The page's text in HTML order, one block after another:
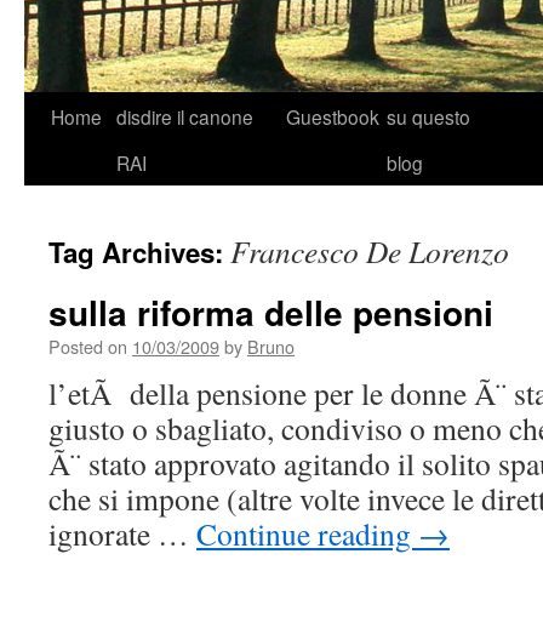
Skip
Home disdire il canone
RAI
Guestbook su questo
blog
Tag Archives: Francesco De Lorenzo
sulla riforma delle pensioni
Posted on 10/03/2009by Bruno
l’etÃ della pensione per le donne Ã¨
giusto o sbagliato, condiviso o meno
Ã¨ stato approvato agitando il solito
che si impone (altre volte invece le
ignorate … Continue reading →